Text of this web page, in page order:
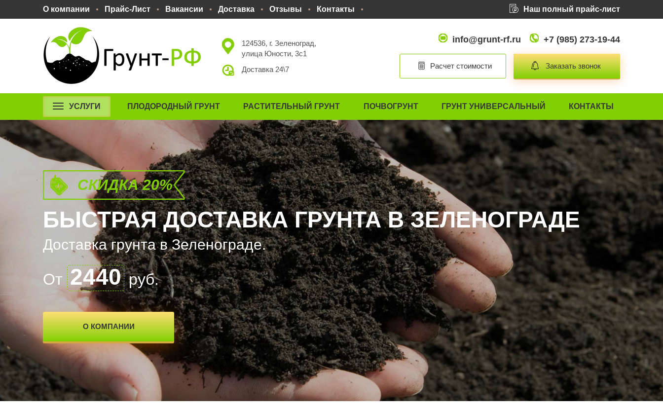
О компании Прайс-Лист Вакансии Доставка Отзывы Контакты Наш полный прайс-лист
124536, г. Зеленоград,
улица Юности, 3с1
Доставка 24\7
info@grunt-rf.ru +7 (985) 273-19-44
Расчет стоимости Заказать звонок
УСЛУГИ ПЛОДОРОДНЫЙ ГРУНТ РАСТИТЕЛЬНЫЙ ГРУНТ ПОЧВОГРУНТ ГРУНТ УНИВЕРСАЛЬНЫЙ КОНТАКТЫ
СКИДКА 20%
БЫСТРАЯ ДОСТАВКА ГРУНТА В ЗЕЛЕНОГРАДЕ
Доставка грунта в Зеленограде.
От 2440руб.
О КОМПАНИИ